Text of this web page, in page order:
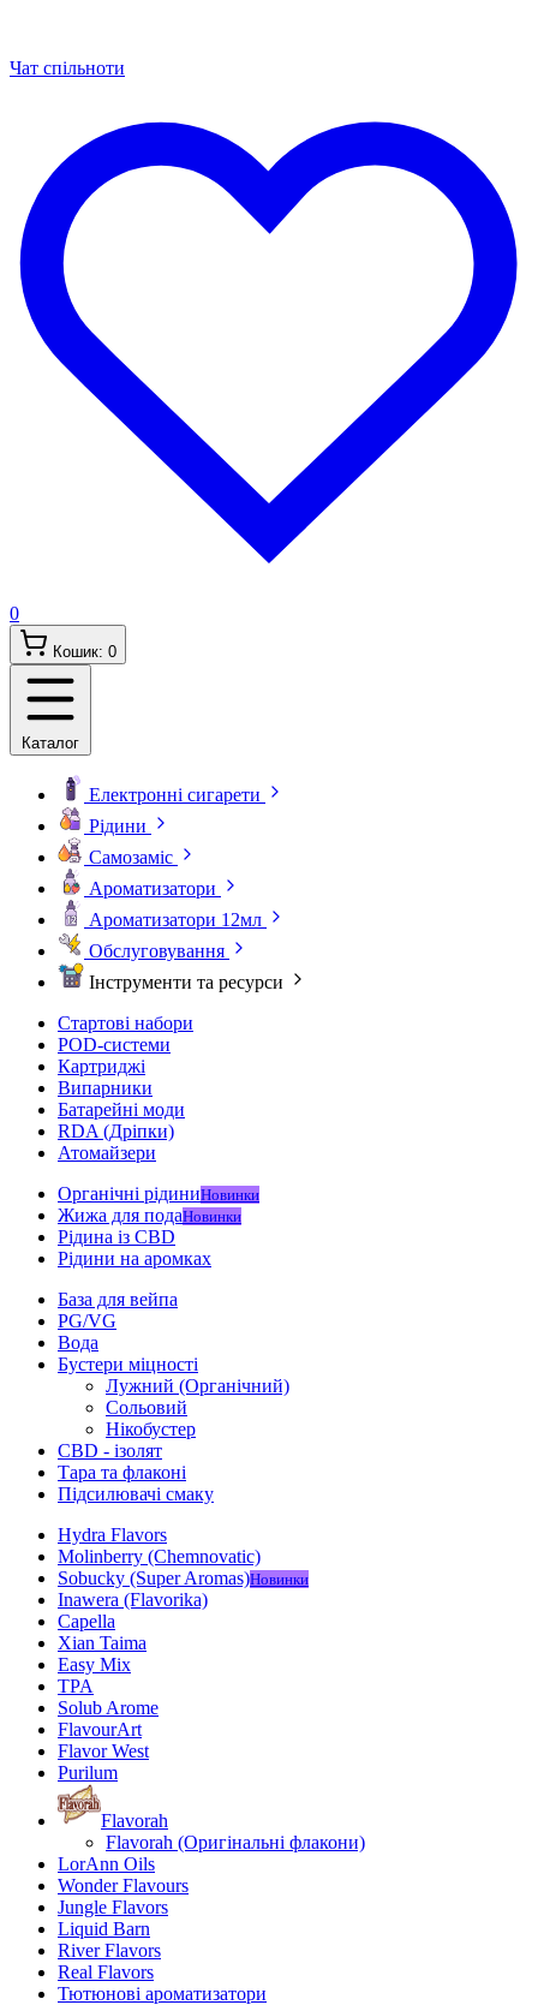
Чат спільноти
0
Кошик: 0
Каталог
Електронні сигарети
Рідини
Самозаміс
Ароматизатори
Ароматизатори 12мл
Обслуговування
Інструменти та ресурси
Стартові набори
POD-системи
Картриджі
Випарники
Батарейні моди
RDA (Дріпки)
Атомайзери
Органічні рідиниНовинки
Жижа для подаНовинки
Рідина із CBD
Рідини на аромках
База для вейпа
PG/VG
Вода
Бустери міцності
Лужний (Органічний)
Сольовий
Нікобустер
CBD - ізолят
Тара та флаконі
Підсилювачі смаку
Hydra Flavors
Molinberry (Chemnovatic)
Sobucky (Super Aromas)Новинки
Inawera (Flavorika)
Capella
Xian Taima
Easy Mix
TPA
Solub Arome
FlavourArt
Flavor West
Purilum
Flavorah
Flavorah (Оригінальні флакони)
LorAnn Oils
Wonder Flavours
Jungle Flavors
Liquid Barn
River Flavors
Real Flavors
Тютюнові ароматизатори